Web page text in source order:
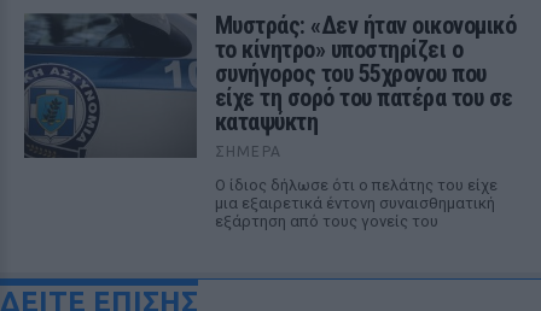
Μυστράς: «Δεν ήταν οικονομικό
το κίνητρο» υποστηρίζει ο
συνήγορος του 55χρονου που
είχε τη σορό του πατέρα του σε
καταψύκτη
ΣΉΜΕΡΑ
Ο ίδιος δήλωσε ότι ο πελάτης του είχε
μια εξαιρετικά έντονη συναισθηματική
εξάρτηση από τους γονείς του
ΔΕΙΤΕ ΕΠΙΣΗΣ